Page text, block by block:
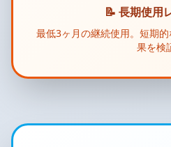
📝 長期使用
最低3ヶ月の継続使用。短期
果を検